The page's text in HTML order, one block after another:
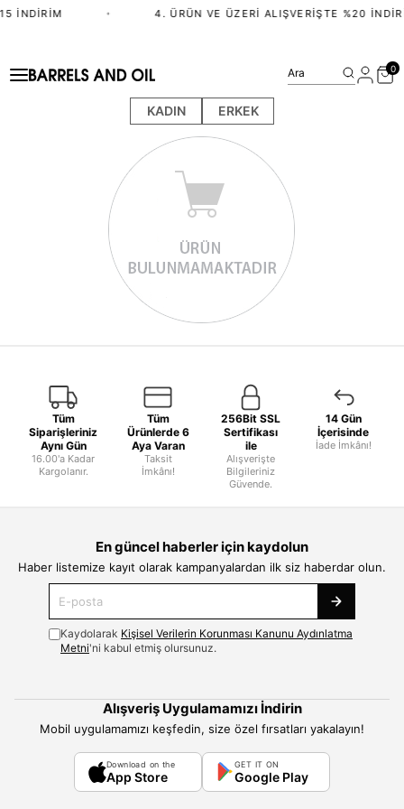
İNDIRIM • 4. ÜRÜN VE ÜZERI ALIŞVERIŞTE %20
KADIN ERKEK
Ara 0
Tüm
Siparişleriniz
Aynı Gün
16.00'a Kadar
Kargolanır.
Tüm
Ürünlerde 6
Aya Varan
Taksit
İmkânı!
256Bit SSL
Sertifikası
ile
Alışverişte
Bilgileriniz
Güvende.
14 Gün
İçerisinde
İade İmkânı!
En güncel haberler için kaydolun
Haber listemize kayıt olarak kampanyalardan ilk siz haberdar olun.
Kaydolarak Kişisel Verilerin Korunması Kanunu Aydınlatma
Metni'ni kabul etmiş olursunuz.
Alışveriş Uygulamamızı İndirin
Mobil uygulamamızı keşfedin, size özel fırsatları yakalayın!
Download on the
App Store
GET IT ON
Google Play